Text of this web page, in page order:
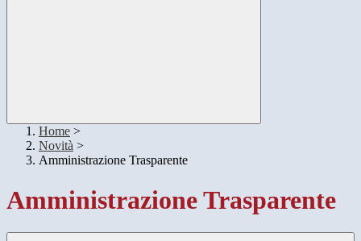
Home >
Novità >
Amministrazione Trasparente
Amministrazione Trasparente